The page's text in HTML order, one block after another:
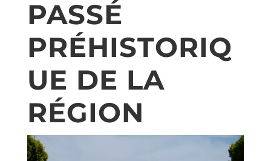
PASSÉ
PRÉHISTORIQ
UE DE LA
RÉGION